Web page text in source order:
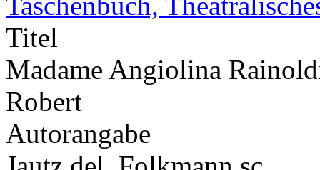
Titel
Madame Angiolina
Robert
Autorangabe